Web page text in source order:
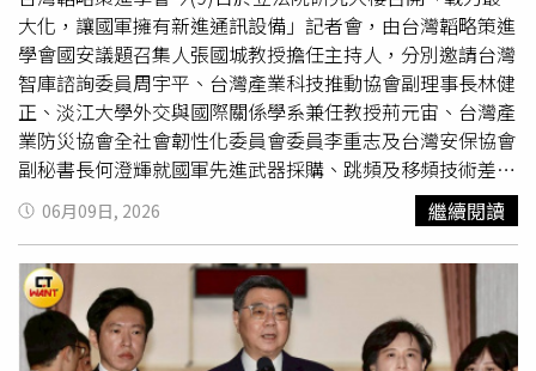
召取消次數上限」一事，根據《中時新聞網》報導，一名軍
方資深人員出面澄清表示，依現行《兵役法》第27條規定，
後備軍人教召仍以「退伍8年內、4次為限」。該名資深人員
進一步說明，國防部僅在2021年時，針對「教召次數未滿4
次」的軍官與士官，將年限放寬至退伍12年內；至於一般士
兵，則維持退伍8年內的規定。換言之，相關教召法規與次
數上限並無任何修改或取消。後備指揮部：可能曾辦理免召
未計入對於原PO自稱已被教召超過4次的個案，後備指揮部
則回應表示，目前不太清楚該個案的具體情況，但教召次數
的計算標準是「必須當次有實際報到」才算數。如果民眾過
去曾申請並獲准「免召」，那麼當次的教召就不會列入計
算。後備指揮部建議，民眾若對自己的教召次數或資格有任
大化，讓國軍擁有新進通訊設備」記者會，由台灣韜略策進
學會國安議題召集人張國城教授擔任主持人，分別邀請台灣
智庫諮詢委員周宇平、台灣產業科技推動協會副理事長林健
正、淡江大學外交與國際關係學系兼任教授荊元宙、台灣產
業防災協會全社會韌性化委員會委員李重志及台灣安保協會
副秘書長何澄輝就國軍先進武器採購、跳頻及移頻技術差異
與台灣通訊作戰能力及未來布局進行討論。周宇平表示，移
頻是通訊設備的功能，跳頻是作戰系統的能力；移頻僅能解
決頻率使用問題，跳頻才能解決戰場生存問題。陸軍目前若
仍以「移頻」為主推採購方向，等同走回30、40年前的老
路，呼籲軍方不該侷限於單一軍種觀念，採購應提升層次，
將「跳頻」與「MANET」技術列為必備規格，以確保戰場
06月09日, 2026 繼續閱讀